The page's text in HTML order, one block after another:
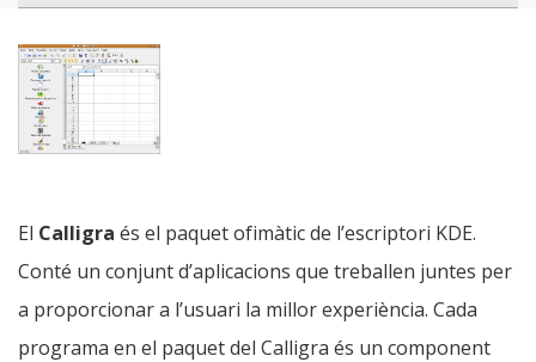
El Calligra és el paquet ofimàtic de l’escriptori KDE.
Conté un conjunt d’aplicacions que treballen juntes per
a proporcionar a l’usuari la millor experiència. Cada
programa en el paquet del Calligra és un component